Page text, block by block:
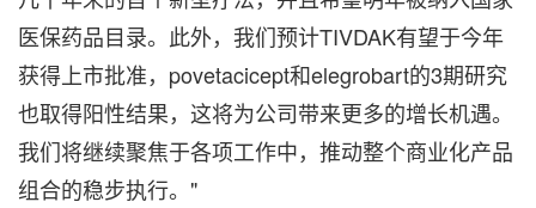
医保药品目录。此外，我们预计TIVDAK有望于今年
获得上市批准，povetacicept和elegrobart的3期研究
也取得阳性结果，这将为公司带来更多的增长机遇。
我们将继续聚焦于各项工作中，推动整个商业化产品
组合的稳步执行。"